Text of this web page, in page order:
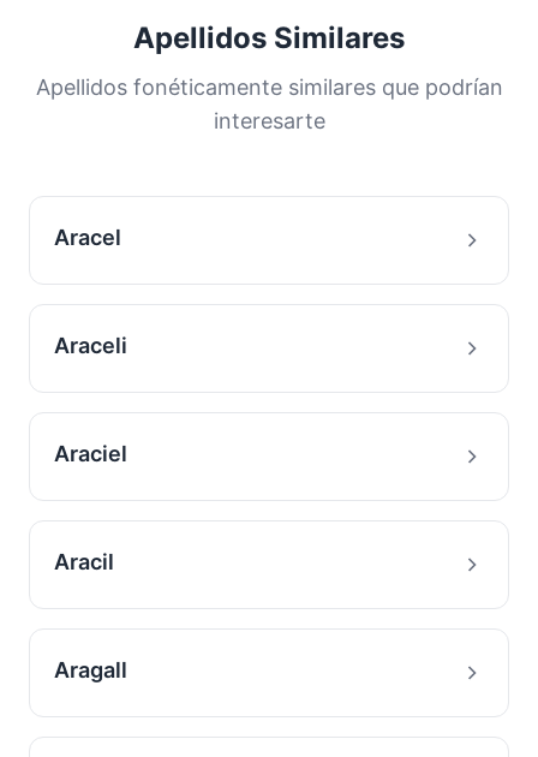
proporción de la población. Esta distribución
nos ayuda a comprender los orígenes y la
historia migratoria de las familias con este
Apellidos Similares
Apellidos fonéticamente similares que podrían
interesarte
Aracel
Araceli
Araciel
Aracil
Aragall